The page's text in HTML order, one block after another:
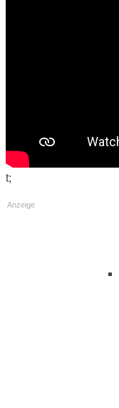
t;
Anzeige